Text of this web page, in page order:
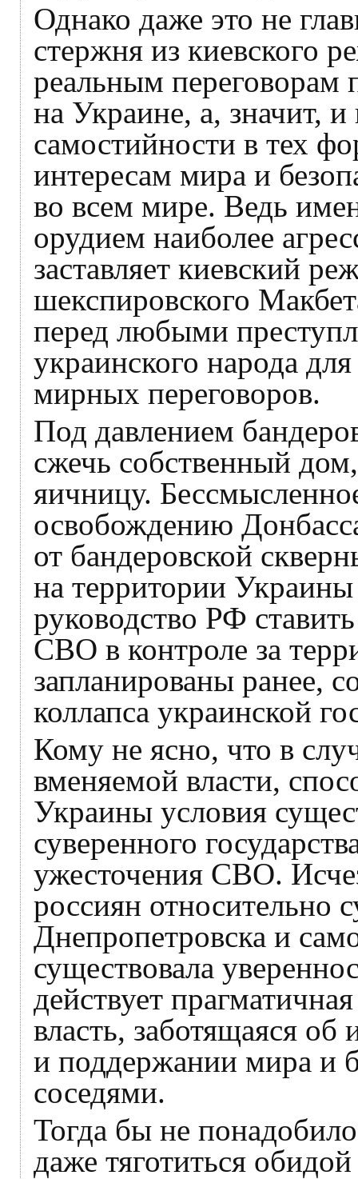
Однако даже это не
стержня из киевского
реальным переговорам
на Украине, а, значит,
самостийности в тех
интересам мира и
во всем мире. Ведь
орудием наиболее
заставляет киевский
шекспировского
перед любыми
украинского народа
мирных переговоров.
Под давлением
сжечь собственный
яичницу.
освобождению
от бандеровской
на территории Украины
руководство РФ
СВО в контроле за
запланированы ранее,
коллапса украинской
Кому не ясно, что в
вменяемой власти,
Украины условия
суверенного
ужесточения СВО.
россиян относительно
Днепропетровска и
существовала
действует
власть, заботящаяся об
и поддержании мира и
соседями.
Тогда бы не
даже тяготиться